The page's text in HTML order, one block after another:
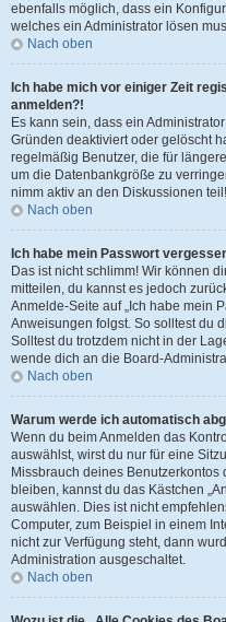
ebenfalls möglich, dass ein
welches ein Administrator lösen
Nach oben
Ich habe mich vor einiger Zeit
anmelden?!
Es kann sein, dass ein
Gründen deaktiviert oder gelöscht
regelmäßig Benutzer, die für
um die Datenbankgröße zu
nimm aktiv an den Diskussionen teil!
Nach oben
Ich habe mein Passwort
Das ist nicht schlimm! Wir können
mitteilen, du kannst es jedoch
Anmelde-Seite auf „Ich habe mein
Anweisungen folgst. So solltest du
Solltest du trotzdem nicht in der
wende dich an die Board-
Nach oben
Warum werde ich automatisch
Wenn du beim Anmelden das
auswählst, wirst du nur für eine
Missbrauch deines
bleiben, kannst du das Kästchen
auswählen. Dies ist nicht
Computer, zum Beispiel in einem
nicht zur Verfügung steht, dann
Administration ausgeschaltet.
Nach oben